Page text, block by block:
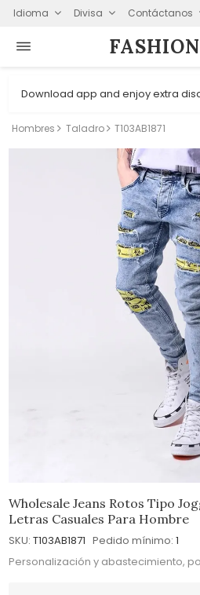
Idioma Divisa Contáctanos
FASHION⁠
Download app and enjoy extra
Hombres Taladro T103AB1871
Wholesale Jeans Rotos Tipo
Letras Casuales Para Hombre
SKU: T103AB1871 Pedido mínimo: 1
Personalización y abastecimiento,